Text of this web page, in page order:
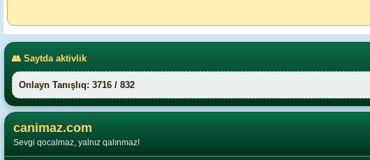
👥 Saytda aktivlik
Onlayn Tanışlıq: 3716 / 832
canimaz.com
Sevgi qocalmaz, yalnız qalınmaz!